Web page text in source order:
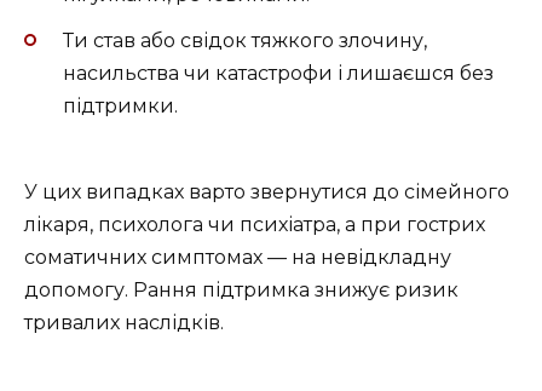
Ти став або свідок тяжкого злочину,
насильства чи катастрофи і лишаєшся без
підтримки.
У цих випадках варто звернутися до сімейного
лікаря, психолога чи психіатра, а при гострих
соматичних симптомах — на невідкладну
допомогу. Рання підтримка знижує ризик
тривалих наслідків.